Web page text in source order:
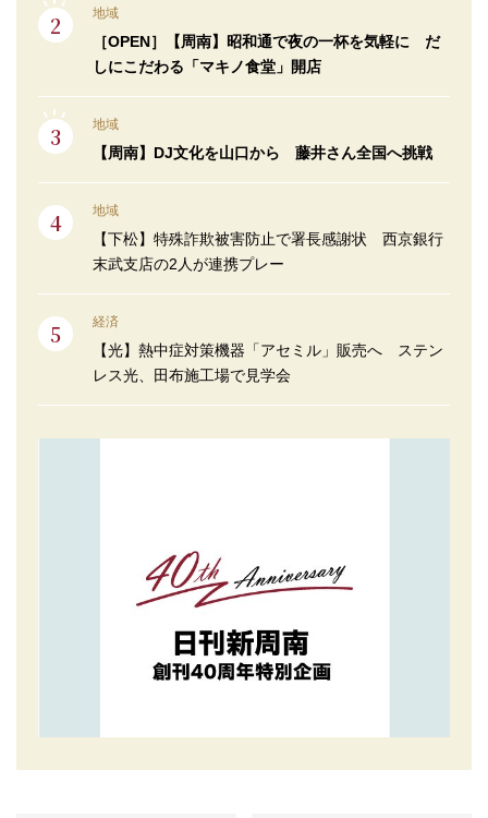
地域
［OPEN］【周南】昭和通で夜の一杯を気軽に だ
しにこだわる「マキノ食堂」開店
地域
【周南】DJ文化を山口から 藤井さん全国へ挑戦
地域
【下松】特殊詐欺被害防止で署長感謝状 西京銀行
末武支店の2人が連携プレー
経済
【光】熱中症対策機器「アセミル」販売へ ステン
レス光、田布施工場で見学会